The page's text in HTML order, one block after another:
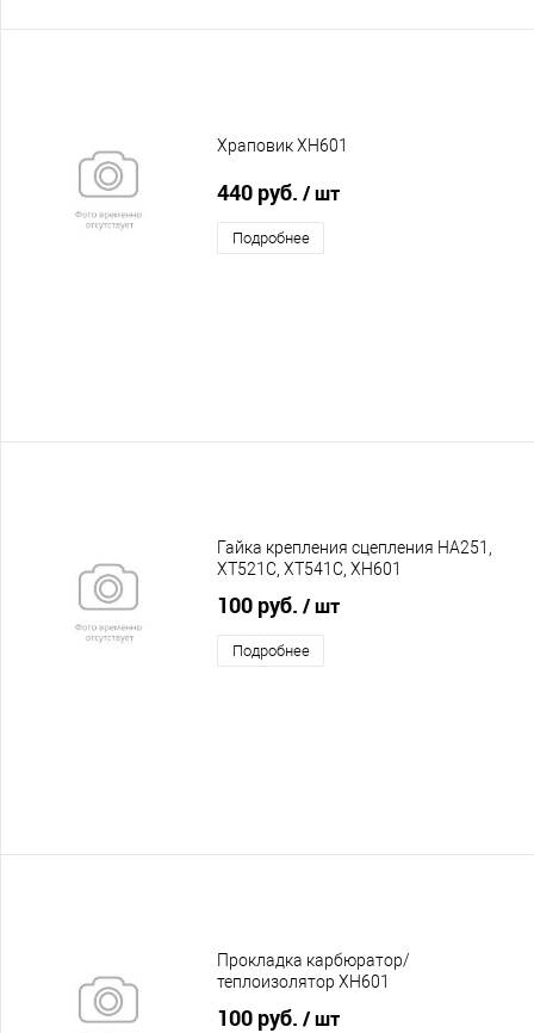
Храповик XH601
440 руб. / шт
Подробнее
Гайка крепления сцепления HA251,
XT521C, XT541C, XH601
100 руб. / шт
Подробнее
Прокладка карбюратор/
теплоизолятор XH601
100 руб. / шт